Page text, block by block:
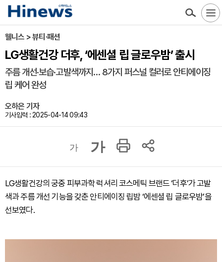
웰니스 > 뷰티·패션
LG생활건강 더후, ‘에센셜 립 글로우밤’ 출시
주름 개선·보습·고발색까지… 8가지 퍼스널 컬러로 안티에이징
립 케어 완성
오하은 기자
기사입력 : 2025-04-14 09:43
가 가
LG생활건강의 궁중 피부과학 럭셔리 코스메틱 브랜드 ‘더후’가 고발
색과 주름 개선 기능을 갖춘 안티에이징 립밤 ‘에센셜 립 글로우밤’을
선보였다.